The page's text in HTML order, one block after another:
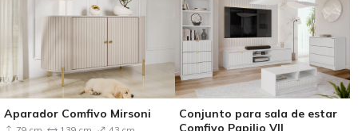
Aparador Comfivo Mirsoni
Conjunto para sala de estar
Comfivo Papilio VII